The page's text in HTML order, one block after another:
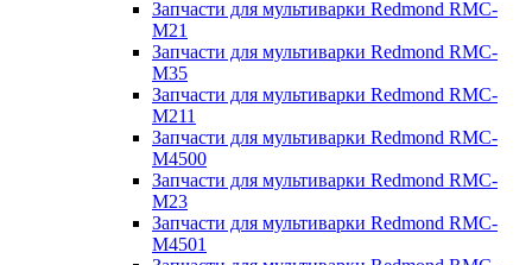
Запчасти для мультиварки Redmond RMC-
M21
Запчасти для мультиварки Redmond RMC-
M35
Запчасти для мультиварки Redmond RMC-
M211
Запчасти для мультиварки Redmond RMC-
M4500
Запчасти для мультиварки Redmond RMC-
M23
Запчасти для мультиварки Redmond RMC-
M4501